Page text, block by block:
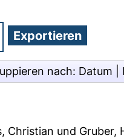
nach: Datum
Christian und Gruber,